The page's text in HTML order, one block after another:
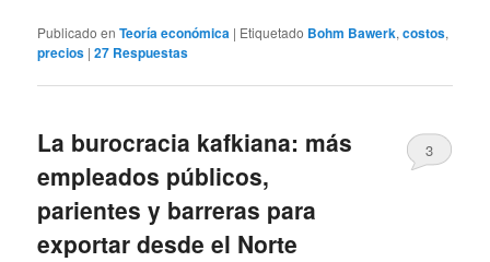
Publicado en Teoría económica | Etiquetado Bohm Bawerk,costos,
precios |27 Respuestas
La burocracia kafkiana: más
empleados públicos,
parientes y barreras para
exportar desde el Norte
3